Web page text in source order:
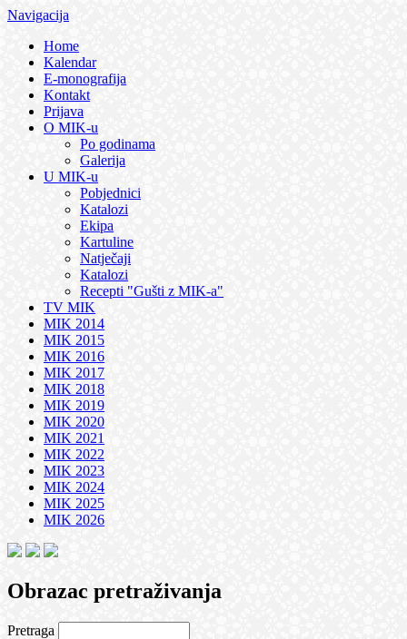
Navigacija
Home
Kalendar
E-monografija
Kontakt
Prijava
O MIK-u
Po godinama
Galerija
U MIK-u
Pobjednici
Katalozi
Ekipa
Kartuline
Natječaji
Katalozi
Recepti "Gušti z MIK-a"
TV MIK
MIK 2014
MIK 2015
MIK 2016
MIK 2017
MIK 2018
MIK 2019
MIK 2020
MIK 2021
MIK 2022
MIK 2023
MIK 2024
MIK 2025
MIK 2026
Obrazac pretraživanja
Pretraga